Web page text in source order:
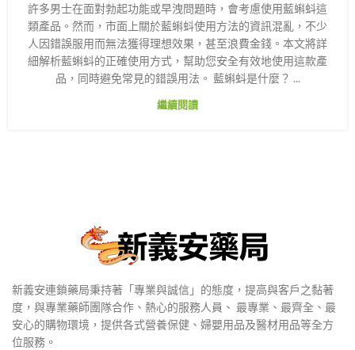
許多男士在面對勃起功能或早洩問題時，會考慮使用藍蝌蚪這
類產品。然而，市面上關於藍蝌蚪使用方法的資訊混亂，不少
人因錯誤服用而無法獲得理想效果，甚至浪費金錢。本文將詳
細解析藍蝌蚪的正確使用方式，幫助您安全有效地使用這款產
品，同時避免常見的錯誤用法。 藍蝌蚪是什麼？ ...
繼續閱讀
新義安連鎖藥局秉持著「專業與誠信」的態度，提高與客戶之黏著
度，與專業藥師團隊合作、熱心的服務人員、 最專業、最齊全、最
安心的購物環境，提供各式營養保健、婦嬰用品及醫材用品等全方
位服務。